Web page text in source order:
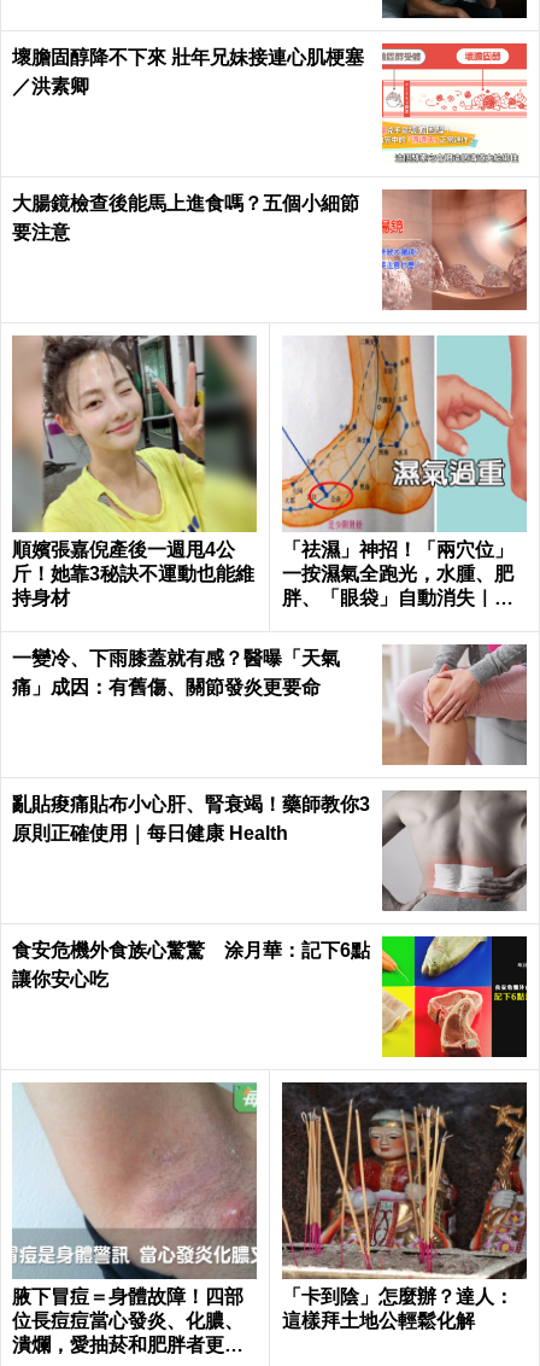
壞膽固醇降不下來 壯年兄妹接連心肌梗塞
／洪素卿
大腸鏡檢查後能馬上進食嗎？五個小細節
要注意
順嬪張嘉倪產後一週甩4公
斤！她靠3秘訣不運動也能維
持身材
「祛濕」神招！「兩穴位」
一按濕氣全跑光，水腫、肥
胖、「眼袋」自動消失｜每
一變冷、下雨膝蓋就有感？醫曝「天氣
痛」成因：有舊傷、關節發炎更要命
亂貼痠痛貼布小心肝、腎衰竭！藥師教你3
原則正確使用｜每日健康 Health
食安危機外食族心驚驚 涂月華：記下6點
讓你安心吃
腋下冒痘＝身體故障！四部
位長痘痘當心發炎、化膿、
潰爛，愛抽菸和肥胖者更要
「卡到陰」怎麼辦？達人：
這樣拜土地公輕鬆化解